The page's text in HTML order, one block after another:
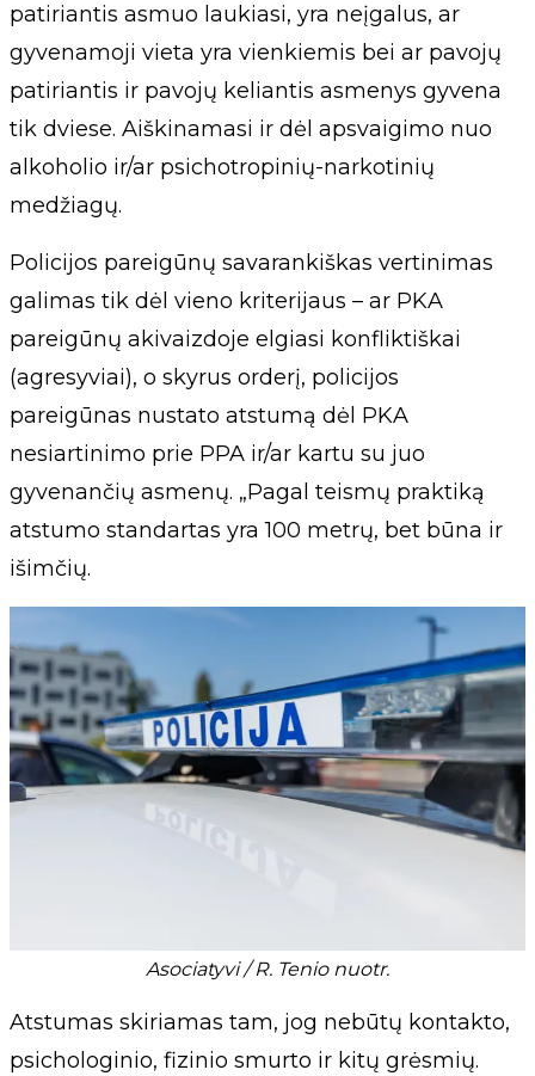
patiriantis asmuo laukiasi, yra neįgalus, ar
gyvenamoji vieta yra vienkiemis bei ar pavojų
patiriantis ir pavojų keliantis asmenys gyvena
tik dviese. Aiškinamasi ir dėl apsvaigimo nuo
alkoholio ir/ar psichotropinių-narkotinių
medžiagų.
Policijos pareigūnų savarankiškas vertinimas
galimas tik dėl vieno kriterijaus – ar PKA
pareigūnų akivaizdoje elgiasi konfliktiškai
(agresyviai), o skyrus orderį, policijos
pareigūnas nustato atstumą dėl PKA
nesiartinimo prie PPA ir/ar kartu su juo
gyvenančių asmenų. „Pagal teismų praktiką
atstumo standartas yra 100 metrų, bet būna ir
išimčių.
Asociatyvi / R. Tenio nuotr.
Atstumas skiriamas tam, jog nebūtų kontakto,
psichologinio, fizinio smurto ir kitų grėsmių.